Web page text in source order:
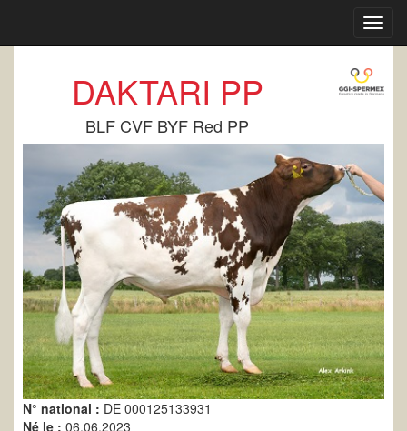
DAKTARI PP
BLF CVF BYF Red PP
N° national : DE 000125133931
Né le : 06.06.2023